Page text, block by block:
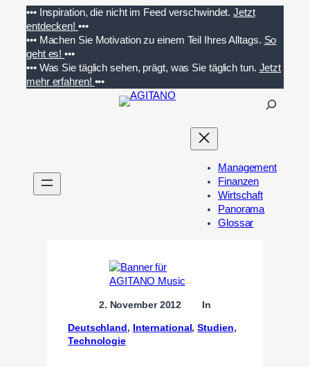
Inhalt
springen
••• Inspiration, die nicht im Feed verschwindet. Jetzt
entdecken! •••
••• Machen Sie Motivation zu einem Teil Ihres Alltags. So
geht es!•••
••• Was Sie täglich sehen, prägt, was Sie täglich tun. Jetzt
mehr erfahren! •••
n
Management
Finanzen
Wirtschaft
Panorama
Glossar
2. November 2012 In
Deutschland, International, Studien
Technologie